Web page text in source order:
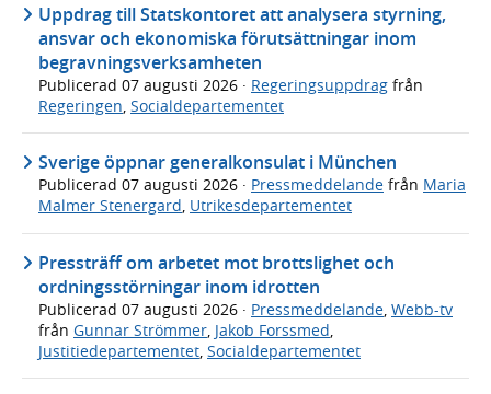
Uppdrag till Statskontoret att analysera styrning,
ansvar och ekonomiska förutsättningar inom
begravningsverksamheten
Publicerad 07 augusti 2026 · Regeringsuppdrag från
Regeringen Socialdepartementet
Sverige öppnar generalkonsulat i München
Publicerad 07 augusti 2026 · Pressmeddelande från Maria
Malmer Stenergard, Utrikesdepartementet
Pressträff om arbetet mot brottslighet och
ordningsstörningar inom idrotten
Publicerad 07 augusti 2026 · Pressmeddelande, Webb-tv
från Gunnar Strömmer, Jakob Forssmed,
Justitiedepartementet, Socialdepartementet